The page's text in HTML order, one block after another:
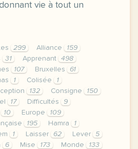
vie à tout un
299 Alliance
159
31 Apprenant
498
107 Bruxelles
61
1 Colisée
1
132 Consigne
150
17 Difficultés
9
10 Europe
109
195 Hamra
1
1 Laisser 62 Lever
5
6 Mise 173 Monde
133